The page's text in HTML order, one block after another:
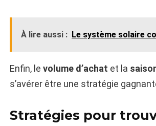
À lire aussi : Le système solaire
Enfin, le volume d’achat et la
s’avérer être une stratégie
Stratégies pour